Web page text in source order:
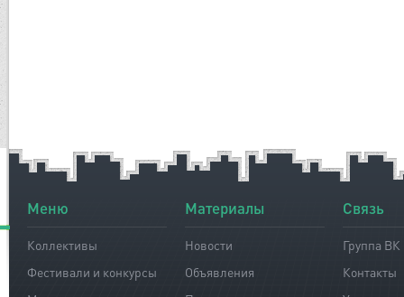
Меню
Коллективы
Фестивали и конкурсы
Материалы
Новости
Объявления
Связь
Группа ВК
Контакты